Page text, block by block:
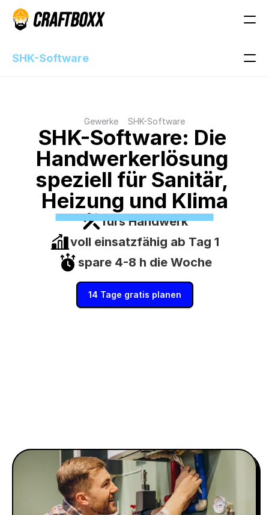
SHK-Software
Gewerke SHK-Software
SHK-Software: Die
Handwerkerlösung
speziell für Sanitär,
Heizung und Klima
fürs Handwerk
voll einsatzfähig ab Tag 1
spare 4-8 h die Woche
14 Tage gratis planen